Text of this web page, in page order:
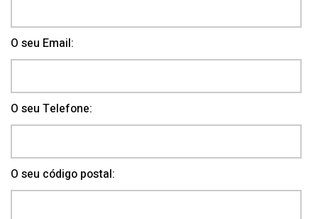
O seu Email:
O seu Telefone:
O seu código postal: